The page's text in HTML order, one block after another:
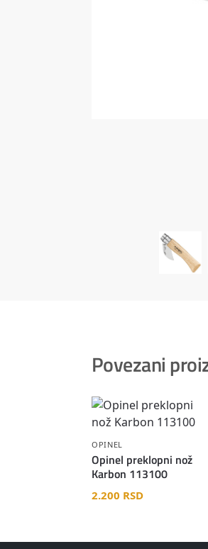
Povezani
OPINEL
Opinel preklopni nož
Karbon 113100
2.200 RSD